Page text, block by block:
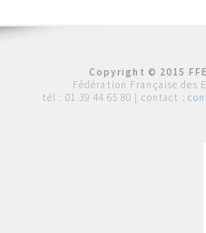
Copyright © 2015
Fédération Française des
tél : 01 39 44 65 80 | contact :